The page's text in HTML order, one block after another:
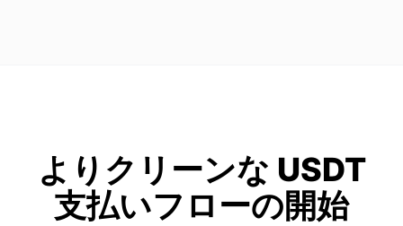
よりクリーンな USDT
支払いフローの開始